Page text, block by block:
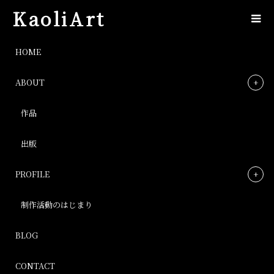
KaoliArt
HOME
ABOUT
作品
出版
PROFILE
制作活動のはじまり
BLOG
CONTACT
IMG_2079
Post